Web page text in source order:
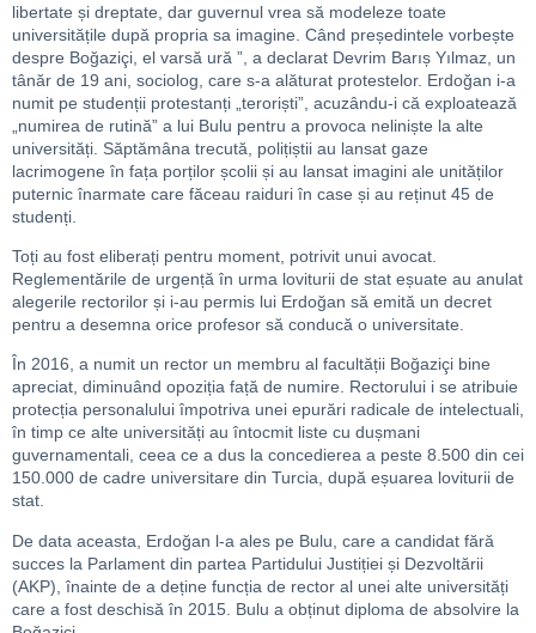
libertate și dreptate, dar guvernul vrea să modeleze toate
universitățile după propria sa imagine. Când președintele vorbește
despre Boğaziçi, el varsă ură ”, a declarat Devrim Barıș Yılmaz, un
tânăr de 19 ani, sociolog, care s-a alăturat protestelor. Erdoğan i-a
numit pe studenții protestanți „teroriști”, acuzându-i că exploatează
„numirea de rutină” a lui Bulu pentru a provoca neliniște la alte
universități. Săptămâna trecută, polițiștii au lansat gaze
lacrimogene în fața porților școlii și au lansat imagini ale unităților
puternic înarmate care făceau raiduri în case și au reținut 45 de
studenți.
Toți au fost eliberați pentru moment, potrivit unui avocat.
Reglementările de urgență în urma loviturii de stat eșuate au anulat
alegerile rectorilor și i-au permis lui Erdoğan să emită un decret
pentru a desemna orice profesor să conducă o universitate.
În 2016, a numit un rector un membru al facultății Boğaziçi bine
apreciat, diminuând opoziția față de numire. Rectorului i se atribuie
protecția personalului împotriva unei epurări radicale de intelectuali,
în timp ce alte universități au întocmit liste cu dușmani
guvernamentali, ceea ce a dus la concedierea a peste 8.500 din cei
150.000 de cadre universitare din Turcia, după eșuarea loviturii de
stat.
De data aceasta, Erdoğan l-a ales pe Bulu, care a candidat fără
succes la Parlament din partea Partidului Justiției și Dezvoltării
(AKP), înainte de a deține funcția de rector al unei alte universități
care a fost deschisă în 2015. Bulu a obținut diploma de absolvire la